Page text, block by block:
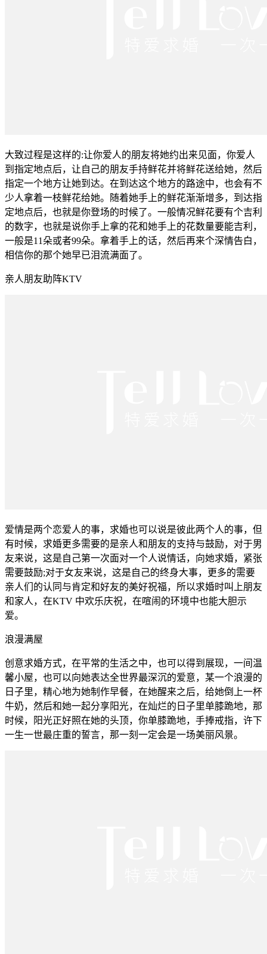
大致过程是这样的:让你爱人的朋友将她约出来见面，你爱人
到指定地点后，让自己的朋友手持鲜花并将鲜花送给她，然后
指定一个地方让她到达。在到达这个地方的路途中，也会有不
少人拿着一枝鲜花给她。随着她手上的鲜花渐渐增多，到达指
定地点后，也就是你登场的时候了。一般情况鲜花要有个吉利
的数字，也就是说你手上拿的花和她手上的花数量要能吉利，
一般是11朵或者99朵。拿着手上的话，然后再来个深情告白，
相信你的那个她早已泪流满面了。
亲人朋友助阵KTV
爱情是两个恋爱人的事，求婚也可以说是彼此两个人的事，但
有时候，求婚更多需要的是亲人和朋友的支持与鼓励，对于男
友来说，这是自己第一次面对一个人说情话，向她求婚，紧张
需要鼓励;对于女友来说，这是自己的终身大事，更多的需要
亲人们的认同与肯定和好友的美好祝福，所以求婚时叫上朋友
和家人，在KTV 中欢乐庆祝，在喧闹的环境中也能大胆示
爱。
浪漫满屋
创意求婚方式，在平常的生活之中，也可以得到展现，一间温
馨小屋，也可以向她表达全世界最深沉的爱意，某一个浪漫的
日子里，精心地为她制作早餐，在她醒来之后，给她倒上一杯
牛奶，然后和她一起分享阳光，在灿烂的日子里单膝跪地，那
时候，阳光正好照在她的头顶，你单膝跪地，手捧戒指，许下
一生一世最庄重的誓言，那一刻一定会是一场美丽风景。